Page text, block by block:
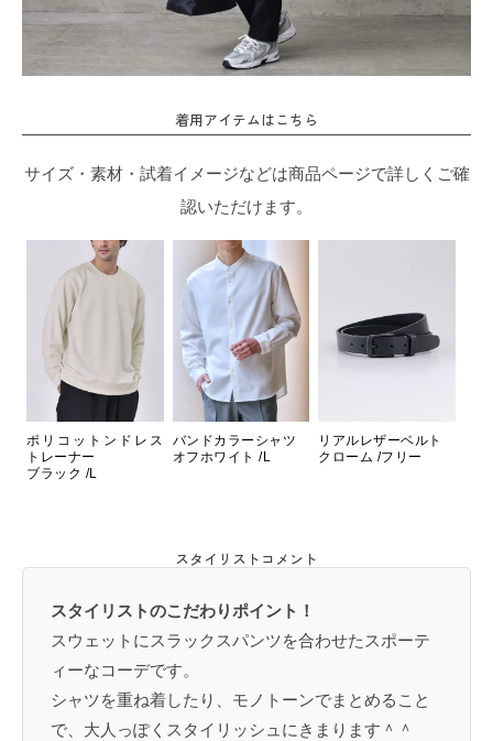
着用アイテムはこちら
サイズ・素材・試着イメージなどは商品ページで詳しくご確
認いただけます。
ポリコットンドレス
トレーナー
ブラック /L
バンドカラーシャツ
オフホワイト /L
リアルレザーベルト
クローム /フリー
スタイリストコメント
スタイリストのこだわりポイント！
スウェットにスラックスパンツを合わせたスポーテ
ィーなコーデです。
シャツを重ね着したり、モノトーンでまとめること
で、大人っぽくスタイリッシュにきまります＾＾